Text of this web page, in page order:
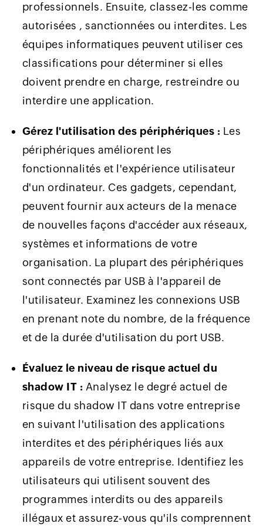
professionnels. Ensuite, classez-les comme
autorisées , sanctionnées ou interdites. Les
équipes informatiques peuvent utiliser ces
classifications pour déterminer si elles
doivent prendre en charge, restreindre ou
interdire une application.
Gérez l'utilisation des périphériques : Les
périphériques améliorent les
fonctionnalités et l'expérience utilisateur
d'un ordinateur. Ces gadgets, cependant,
peuvent fournir aux acteurs de la menace
de nouvelles façons d'accéder aux réseaux,
systèmes et informations de votre
organisation. La plupart des périphériques
sont connectés par USB à l'appareil de
l'utilisateur. Examinez les connexions USB
en prenant note du nombre, de la fréquence
et de la durée d'utilisation du port USB.
Évaluez le niveau de risque actuel du
shadow IT : Analysez le degré actuel de
risque du shadow IT dans votre entreprise
en suivant l'utilisation des applications
interdites et des périphériques liés aux
appareils de votre entreprise. Identifiez les
utilisateurs qui utilisent souvent des
programmes interdits ou des appareils
illégaux et assurez-vous qu'ils comprennent